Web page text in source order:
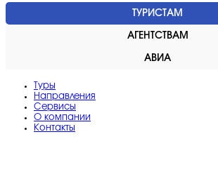
ТУРИСТАМ
АГЕНТСТВАМ
АВИА
Туры
Направления
Сервисы
O компании
Контакты